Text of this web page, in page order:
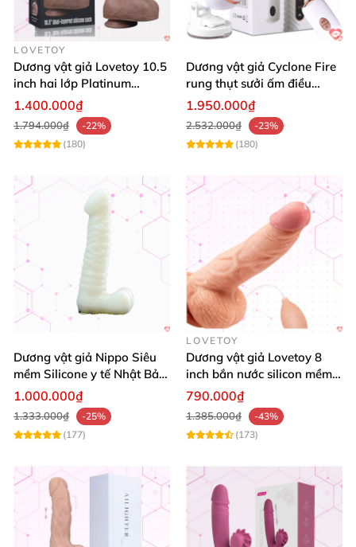
LOVETOY
Dương vật giả Lovetoy 10.5
inch hai lớp Platinum
Silicone hàng khủng
1.400.000₫
1.794.000₫
-22%
(180)
Dương vật giả Cyclone Fire
rung thụt sưởi ấm điều
khiển từ xa tiện lợi
1.950.000₫
2.532.000₫
-23%
(180)
Dương vật giả Nippo Siêu
mềm Silicone y tế Nhật Bản
mua ngay
1.000.000₫
1.333.000₫
-25%
(177)
LOVETOY
Dương vật giả Lovetoy 8
inch bắn nước silicon mềm
mại thỏa mãn
790.000₫
1.385.000₫
-43%
(173)